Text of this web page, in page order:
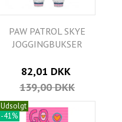
PAW PATROL SKYE
JOGGINGBUKSER
82,01 DKK
139,00 DKK
Udsolgt
-41%